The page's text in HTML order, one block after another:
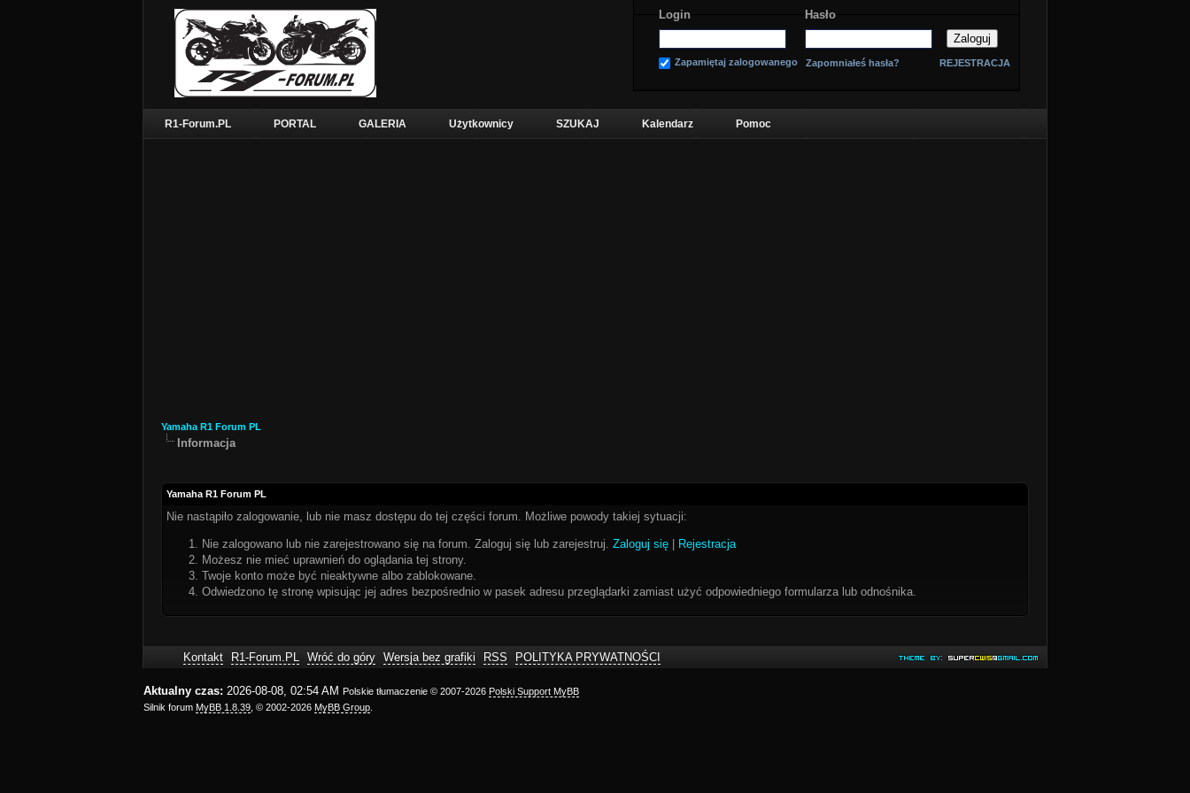
Login Hasło
Zapamiętaj zalogowanego Zapomniałeś hasła? REJESTRACJA
R1-Forum.PL PORTAL GALERIA Użytkownicy SZUKAJ Kalendarz Pomoc
Yamaha R1 Forum PL
Informacja
Yamaha R1 Forum PL
Nie nastąpiło zalogowanie, lub nie masz dostępu do tej części forum. Możliwe powody takiej sytuacji:
Nie zalogowano lub nie zarejestrowano się na forum. Zaloguj się lub zarejestruj. Zaloguj się
Rejestracja
Możesz nie mieć uprawnień do oglądania tej strony.
Twoje konto może być nieaktywne albo zablokowane.
Odwiedzono tę stronę wpisując jej adres bezpośrednio w pasek adresu przeglądarki zamiast użyć odpowiedniego formularza lub odnośnika.
Kontakt R1-Forum.PL Wróć do góry Wersja bez grafiki RSS POLITYKA PRYWATNOŚCI
Aktualny czas: 2026-08-08, 02:54 AM Polskie tłumaczenie © 2007-2026 Polski Support MyBB
Silnik forum MyBB 1.8.39 , © 2002-2026 MyBB Group